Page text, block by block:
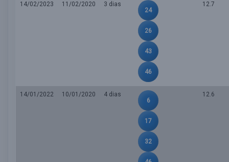
14/02/2023 11/02/2020
3 dias
24
26
43
46
12.7
14/01/2022 10/01/2020
4 dias
6
17
32
12.6